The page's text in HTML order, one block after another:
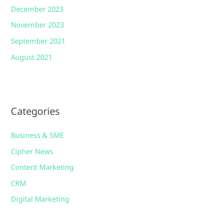
December 2023
November 2023
September 2021
August 2021
Categories
Business & SME
Cipher News
Content Marketing
CRM
Digital Marketing